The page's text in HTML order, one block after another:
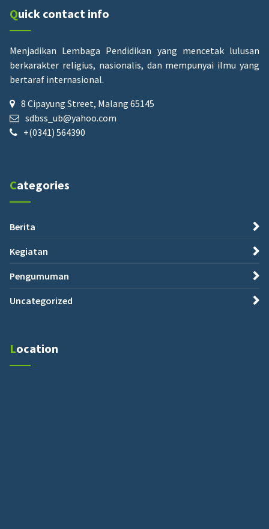
Quick contact info
Menjadikan Lembaga Pendidikan yang mencetak lulusan
berkarakter religius, nasionalis, dan mempunyai ilmu yang
bertaraf internasional.
8 Cipayung Street, Malang 65145
sdbss_ub@yahoo.com
+(0341) 564390
Categories
Berita
Kegiatan
Pengumuman
Uncategorized
Location